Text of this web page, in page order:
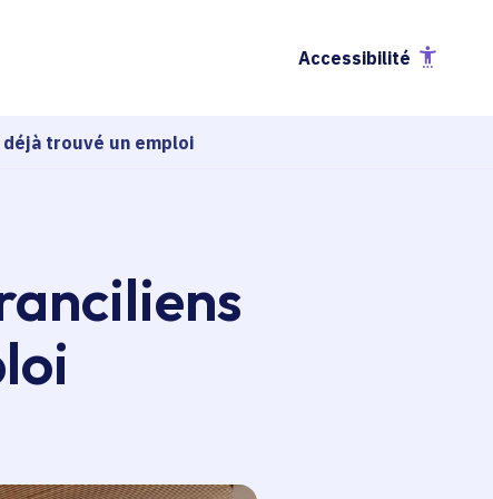
Accessibilité
déjà trouvé un emploi
papier